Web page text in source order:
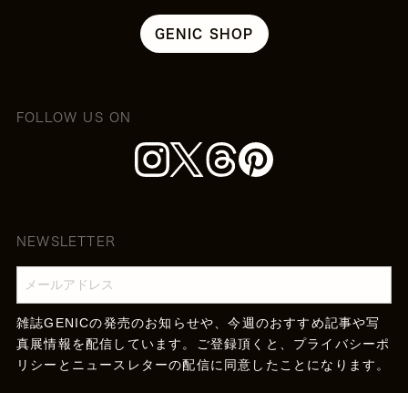
GENIC SHOP
FOLLOW US ON
NEWSLETTER
雑誌GENICの発売のお知らせや、今週のおすすめ記事や写
真展情報を配信しています。ご登録頂くと、 プライバシーポ
リシー とニュースレターの配信に同意したことになります。